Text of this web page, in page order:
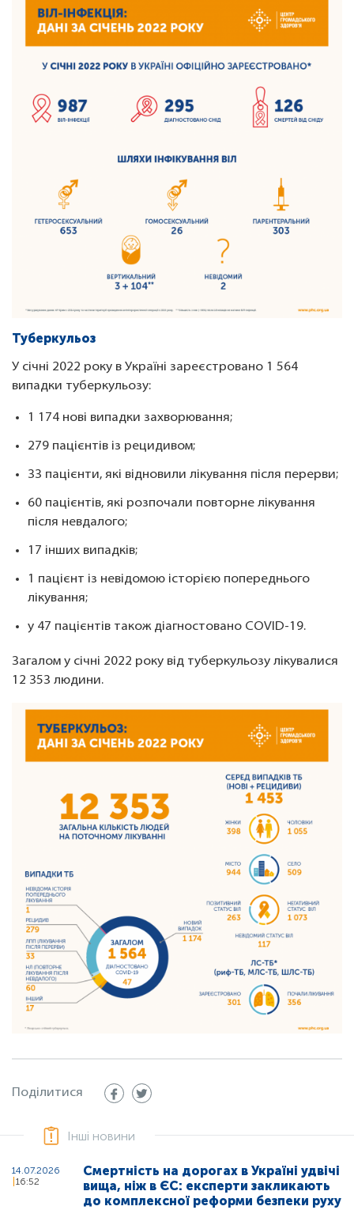
Туберкульоз
У січні 2022 року в Україні зареєстровано 1 564
випадки туберкульозу:
1 174 нові випадки захворювання;
279 пацієнтів із рецидивом;
33 пацієнти, які відновили лікування після перерви;
60 пацієнтів, які розпочали повторне лікування
після невдалого;
17 інших випадків;
1 пацієнт із невідомою історією попереднього
лікування;
у 47 пацієнтів також діагностовано COVID-19.
Загалом у січні 2022 року від туберкульозу лікувалися
12 353 людини.
Поділитися
Інші новини
14.07.2026
16:52
Смертність на дорогах в Україні удвічі
вища, ніж в ЄС: експерти закликають
до комплексної реформи безпеки руху